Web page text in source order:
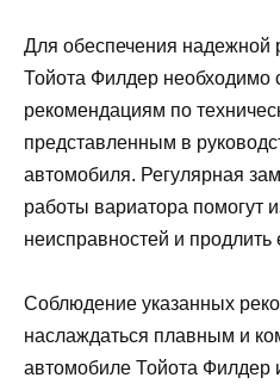
Для обеспечения надежной
Тойота Филдер необходимо
рекомендациям по
представленным в
автомобиля. Регулярная
работы вариатора помогут
неисправностей и продлить
Соблюдение указанных
наслаждаться плавным и
автомобиле Тойота Филдер